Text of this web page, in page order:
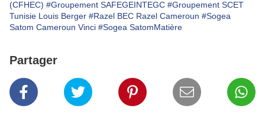
(CFHEC) #Groupement SAFEGEINTEGC #Groupement SCET
Tunisie Louis Berger #Razel BEC Razel Cameroun #Sogea
Satom Cameroun Vinci #Sogea SatomMatière
Partager